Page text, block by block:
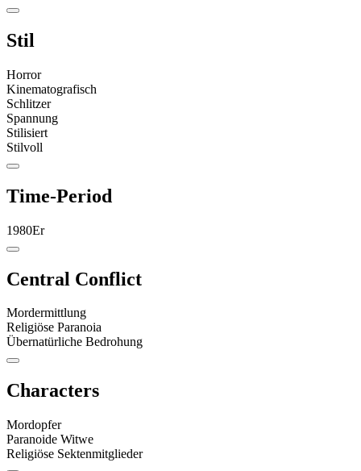
Stil
Horror
Kinematografisch
Schlitzer
Spannung
Stilisiert
Stilvoll
Time-Period
1980Er
Central Conflict
Mordermittlung
Religiöse Paranoia
Übernatürliche Bedrohung
Characters
Mordopfer
Paranoide Witwe
Religiöse Sektenmitglieder